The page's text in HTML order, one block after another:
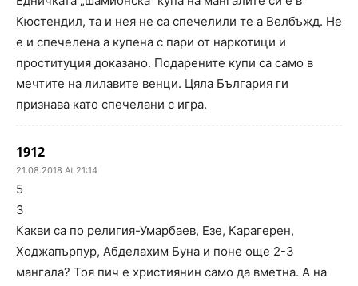
Кюстендил, та и нея не са спечелили те а Велбъжд. Не
е и спечелена а купена с пари от наркотици и
проституция доказано. Подарените купи са само в
мечтите на лилавите венци. Цяла България ги
признава като спечелани с игра.
1912
21.08.2018 At 21:14
5
3
Какви са по религия-Умарбаев, Езе, Карагерен,
Ходжапърпур, Абделахим Буна и поне още 2-3
мангала? Тоя пич е християнин само да вметна. А на